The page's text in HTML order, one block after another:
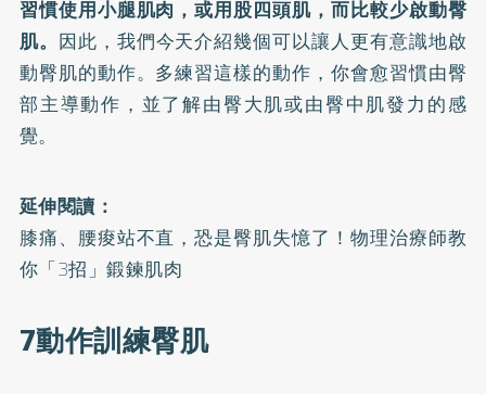
習慣使用小腿肌肉，或用股四頭肌，而比較少啟動臀
肌。 因此，我們今天介紹幾個可以讓人更有意識地啟
動臀肌的動作。多練習這樣的動作，你會愈習慣由臀
部主導動作，並了解由臀大肌或由臀中肌發力的感
覺。
延伸閱讀：
膝痛、腰痠站不直，恐是臀肌失憶了！物理治療師教
你「3招」鍛鍊肌肉
7動作訓練臀肌